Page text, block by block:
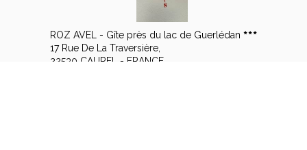
ROZ AVEL - Gîte près du lac de Guerlédan
17 Rue De La Traversière,
22530 CAUREL - FRANCE